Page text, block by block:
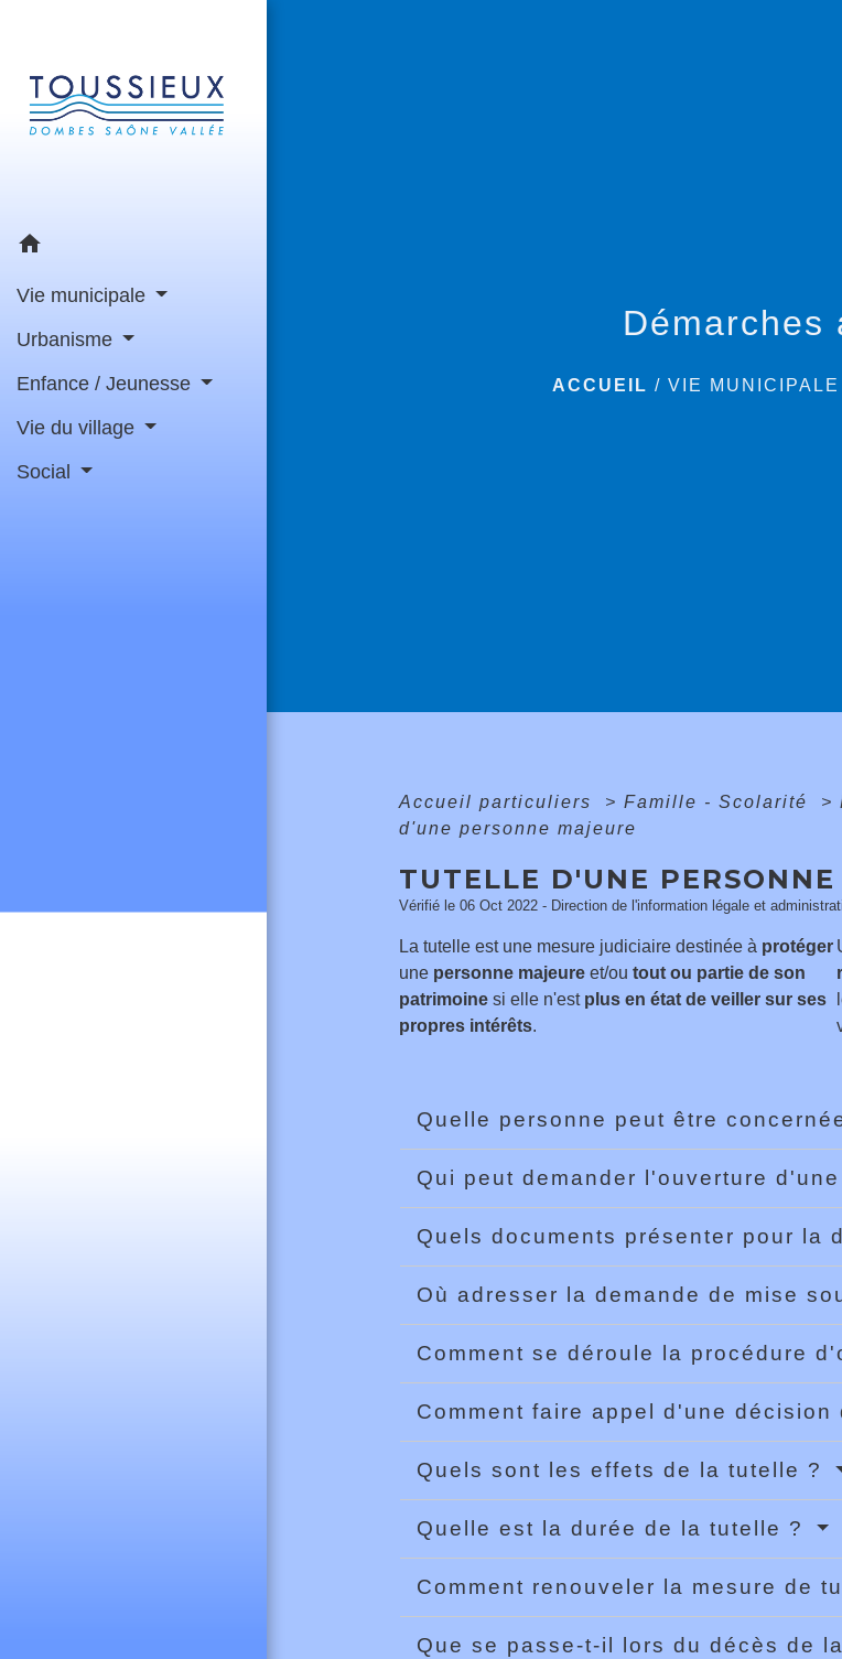
home
Vie municipale
Urbanisme
Enfance / Jeunesse
Vie du village
Social
Démarches
ACCUEIL /VIE MUNICIPALE
Accueil particuliers > Famille - Scolarité >
d'une personne majeure
TUTELLE D'UNE PERSONNE
Vérifié le 06 Oct 2022 - Direction de l'information légale et
La tutelle est une mesure judiciaire destinée à protéger
une personne majeureet/ou tout ou partie de son
patrimoinesi elle n'est plus en état de veiller sur ses
propres intérêts.
Quelle personne peut être
Qui peut demander l'ouverture
Quels documents présenter pour la
Où adresser la demande de mise
Comment se déroule la procédure
Comment faire appel d'une
Quels sont les effets de la tutelle ?
Quelle est la durée de la tutelle ?
Comment renouveler la mesure de
Que se passe-t-il lors du décès de